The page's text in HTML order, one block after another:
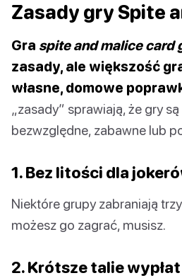
Zasady gry Spite
Gra spite and malice card
zasady, ale większość
własne, domowe
„zasady” sprawiają, że gry
bezwzględne, zabawne lub
1. Bez litości dla
Niektóre grupy zabraniają
możesz go zagrać, musisz.
2. Krótsze talie wypłat